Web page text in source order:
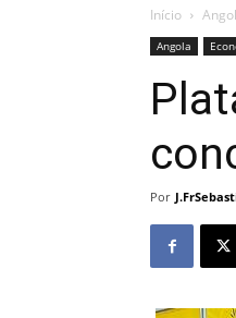
Início
Angola
Por